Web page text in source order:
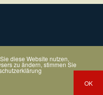
diese Website nutzen,
zu ändern, stimmen Sie
OK